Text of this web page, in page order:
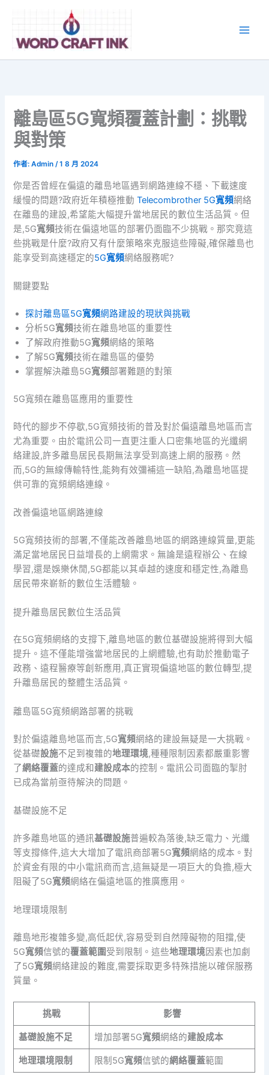
離島區5G寬頻覆蓋計劃：挑戰
與對策
作者:Admin/1 8 月 2024
你是否曾經在偏遠的離島地區遇到網路連線不穩、下載速度
緩慢的問題?政府近年積極推動Telecombrother 5G寬頻網絡
在離島的建設,希望能大幅提升當地居民的數位生活品質。但
是,5G寬頻技術在偏遠地區的部署仍面臨不少挑戰。那究竟這
些挑戰是什麼?政府又有什麼策略來克服這些障礙,確保離島也
能享受到高速穩定的5G寬頻網絡服務呢?
關鍵要點
探討離島區5G寬頻網路建設的現狀與挑戰
分析5G寬頻技術在離島地區的重要性
了解政府推動5G寬頻網絡的策略
了解5G寬頻技術在離島區的優勢
掌握解決離島5G寬頻部署難題的對策
5G寬頻在離島區應用的重要性
時代的腳步不停歇,5G寬頻技術的普及對於偏遠離島地區而言
尤為重要。由於電訊公司一直更注重人口密集地區的光纖網
絡建設,許多離島居民長期無法享受到高速上網的服務。然
而,5G的無線傳輸特性,能夠有效彌補這一缺陷,為離島地區提
供可靠的寬頻網絡連線。
改善偏遠地區網路連線
5G寬頻技術的部署,不僅能改善離島地區的網路連線質量,更能
滿足當地居民日益增長的上網需求。無論是遠程辦公、在線
學習,還是娛樂休閒,5G都能以其卓越的速度和穩定性,為離島
居民帶來嶄新的數位生活體驗。
提升離島居民數位生活品質
在5G寬頻網絡的支撐下,離島地區的數位基礎設施將得到大幅
提升。這不僅能增強當地居民的上網體驗,也有助於推動電子
政務、遠程醫療等創新應用,真正實現偏遠地區的數位轉型,提
升離島居民的整體生活品質。
離島區5G寬頻網路部署的挑戰
對於偏遠離島地區而言,5G寬頻網絡的建設無疑是一大挑戰。
從基礎設施不足到複雜的地理環境,種種限制因素都嚴重影響
了網絡覆蓋的達成和建設成本的控制。電訊公司面臨的掣肘
已成為當前亟待解決的問題。
基礎設施不足
許多離島地區的通訊基礎設施普遍較為落後,缺乏電力、光纖
等支撐條件,這大大增加了電訊商部署5G寬頻網絡的成本。對
於資金有限的中小電訊商而言,這無疑是一項巨大的負擔,極大
阻礙了5G寬頻網絡在偏遠地區的推廣應用。
地理環境限制
離島地形複雜多變,高低起伏,容易受到自然障礙物的阻擋,使
5G寬頻信號的覆蓋範圍受到限制。這些地理環境因素也加劇
了5G寬頻網絡建設的難度,需要採取更多特殊措施以確保服務
質量。
挑戰 影響
基礎設施不足 增加部署5G寬頻網絡的建設成本
地理環境限制 限制5G寬頻信號的網絡覆蓋範圍